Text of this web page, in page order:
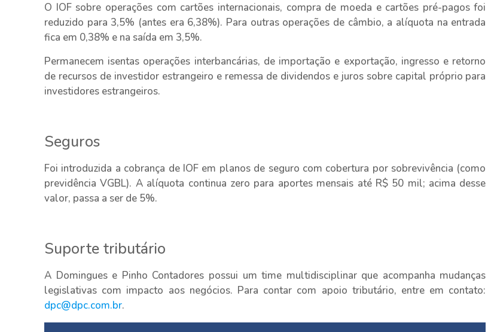
O IOF sobre operações com cartões internacionais, compra de moeda e cartões pré-pagos foi
reduzido para 3,5% (antes era 6,38%). Para outras operações de câmbio, a alíquota na entrada
fica em 0,38% e na saída em 3,5%.
Permanecem isentas operações interbancárias, de importação e exportação, ingresso e retorno
de recursos de investidor estrangeiro e remessa de dividendos e juros sobre capital próprio para
investidores estrangeiros.
Seguros
Foi introduzida a cobrança de IOF em planos de seguro com cobertura por sobrevivência (como
previdência VGBL). A alíquota continua zero para aportes mensais até R$ 50 mil; acima desse
valor, passa a ser de 5%.
Suporte tributário
A Domingues e Pinho Contadores possui um time multidisciplinar que acompanha mudanças
legislativas com impacto aos negócios. Para contar com apoio tributário, entre em contato:
dpc@dpc.com.br.